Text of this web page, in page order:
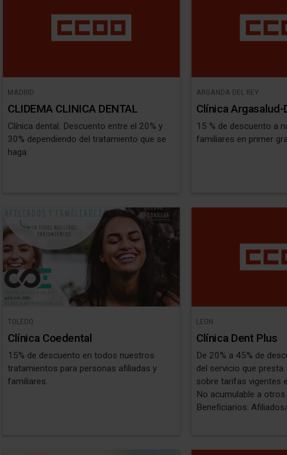
MADRID
CLIDEMA CLINICA DENTAL
Clínica dental. Descuento entre el 20% y
30% dependiendo del tratamiento que se
haga.
ARGANDA DEL REY
Clínica
15 % de descuento a
familiares en primer
TOLEDO
Clínica Coedental
15% de descuento en todos nuestros
tratamientos para personas afiliadas y
familiares.
LEON
Clínica Dent Plus
De 20% a 45% de
del servicio que presta. De aplicación
sobre tarifas vigentes
No acumulable a
Beneficiarios: